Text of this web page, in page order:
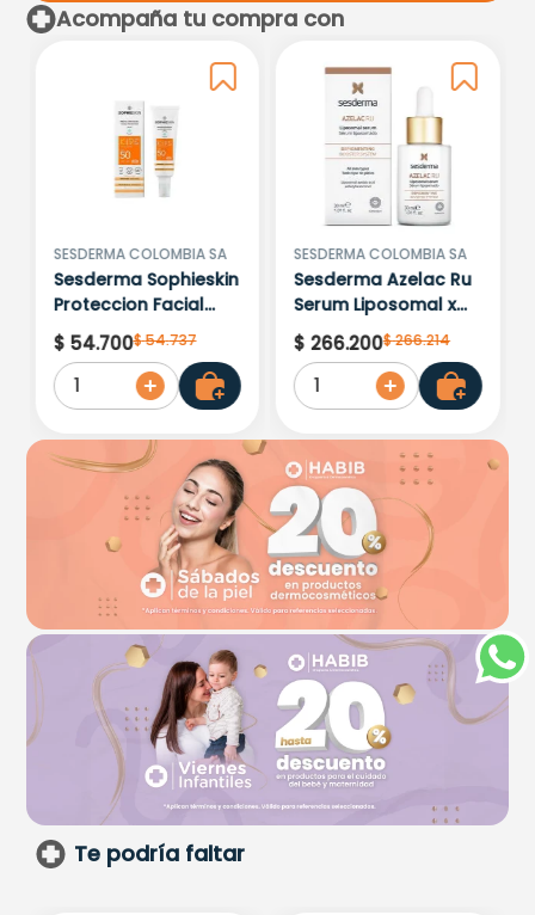
Por favor, inicia sesión para
escribir un comentario.
Más reciente
Acompaña tu compra con
SESDERMA COLOMBIA SA
Sesderma Sophieskin
Proteccion Facial
Kids Hypoallergenic
Spf 500 Moisturising
$ 54.700$54.737
1
SESDERMA COLOMBIA SA
Sesderma Azelac Ru
Serum Liposomal x
30ml
$ 266.200$266.214
1
Te podría faltar